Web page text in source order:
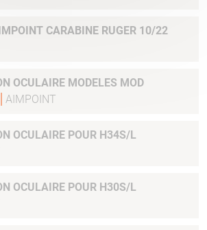
CARABINE RUGER 10/22
OCULAIRE MODELES MOD
AIMPOINT
OCULAIRE POUR H34S/L
OCULAIRE POUR H30S/L